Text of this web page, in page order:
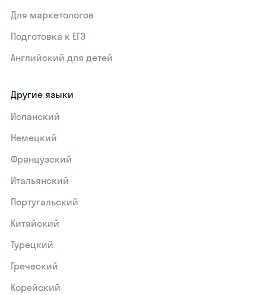
Для маркетологов
Подготовка к ЕГЭ
Английский для детей
Другие языки
Испанский
Немецкий
Французский
Итальянский
Португальский
Китайский
Турецкий
Греческий
Корейский